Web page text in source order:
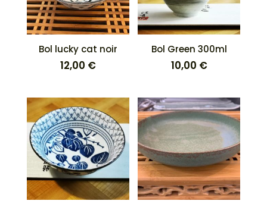
Bol lucky cat noir
12,00 €
Bol Green 300ml
10,00 €